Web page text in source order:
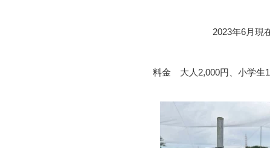
2023年6月現
料金 大人2,000円、小学生